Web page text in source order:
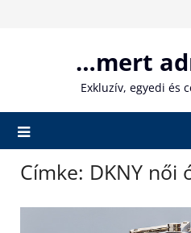
…mert
Exkluzív, egyedi és
Címke: DKNY női